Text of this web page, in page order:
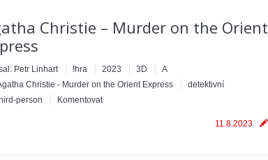
Christie – Murder on the Orient
Petr Linhart !hra 2023 3D
A
Christie - Murder on the Orient Express
detektivní
person
Komentovat
11.8.2023